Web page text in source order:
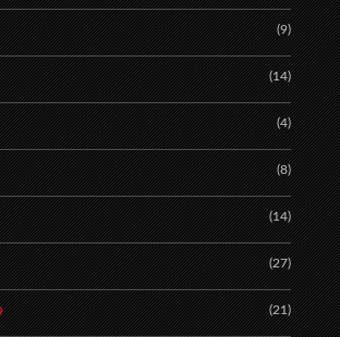
(9)
(14)
(4)
(8)
(14)
(27)
(21)